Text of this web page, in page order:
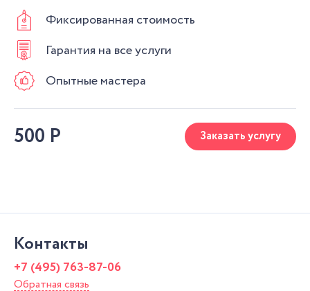
Фиксированная стоимость
Гарантия на все услуги
Опытные мастера
500 Р Заказать услугу
Контакты
+7 (495) 763-87-06
Обратная связь